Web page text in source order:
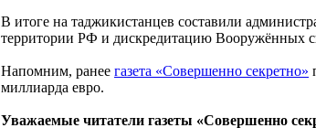
В итоге на таджикистанцев составили
территории РФ и дискредитацию Вооружённых
Напомним, ранее газета «Совершенно секретно»
миллиарда евро.
Уважаемые читатели газеты «Совершенно